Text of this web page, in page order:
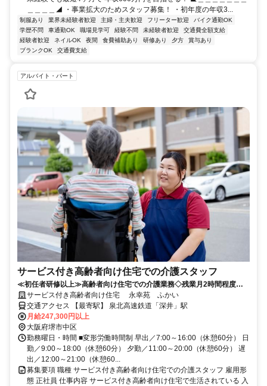
＿＿＿＿◢ ・事業拡大のためスタッフ募集！ ・初年度の年収3...
制服あり 業界未経験者歓迎 主婦・主夫歓迎 フリーター歓迎
バイク通勤OK
学歴不問
車通勤OK 職場見学可 経験不問 未経験者歓迎
交通費全額支給
経験者歓迎
ネイルOK 夜間 食費補助あり 研修あり 夕方
賞与あり
ブランクOK
交通費支給
アルバイト・パート
サービス付き高齢者向け住宅での介護スタッフ
≪初任者研修以上≫高齢者向け住宅での介護業務◇残業月2時間程度◇
充実の待遇！腰を据えて働けます！
サービス付き高齢者向け住宅 永幸苑 ふかい
交通アクセス 【最寄駅】 泉北高速鉄道「深井」駅
月給247,300円以上
大阪府堺市中区
勤務曜日・時間 ■変形労働時間制 早出／7:00～16:00（休憩60分） 日
勤／9:00～18:00（休憩60分） 夕勤／11:00～20:00（休憩60分） 遅
出／12:00～21:00（休憩60...
募集要項 職種 サービス付き高齢者向け住宅での介護スタッフ 雇用形
態 正社員 仕事内容 サービス付き高齢者向け住宅で生活されている 入